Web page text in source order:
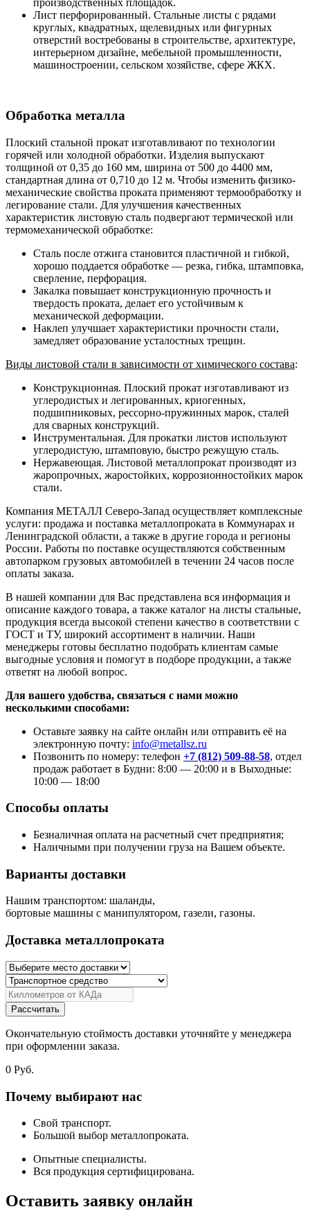
производственных площадок.
Лист перфорированный. Стальные листы с рядами
круглых, квадратных, щелевидных или фигурных
отверстий востребованы в строительстве, архитектуре,
интерьерном дизайне, мебельной промышленности,
машиностроении, сельском хозяйстве, сфере ЖКХ.
Обработка металла
Плоский стальной прокат изготавливают по технологии
горячей или холодной обработки. Изделия выпускают
толщиной от 0,35 до 160 мм, ширина от 500 до 4400 мм,
стандартная длина от 0,710 до 12 м. Чтобы изменить физико-
механические свойства проката применяют термообработку и
легирование стали. Для улучшения качественных
характеристик листовую сталь подвергают термической или
термомеханической обработке:
Сталь после отжига становится пластичной и гибкой,
хорошо поддается обработке — резка, гибка, штамповка,
сверление, перфорация.
Закалка повышает конструкционную прочность и
твердость проката, делает его устойчивым к
механической деформации.
Наклеп улучшает характеристики прочности стали,
замедляет образование усталостных трещин.
Виды листовой стали в зависимости от химического состава:
Конструкционная. Плоский прокат изготавливают из
углеродистых и легированных, криогенных,
подшипниковых, рессорно-пружинных марок, сталей
для сварных конструкций.
Инструментальная. Для прокатки листов используют
углеродистую, штамповую, быстро режущую сталь.
Нержавеющая. Листовой металлопрокат производят из
жаропрочных, жаростойких, коррозионностойких марок
стали.
Компания МЕТАЛЛ Северо-Запад осуществляет комплексные
услуги: продажа и поставка металлопроката в Коммунарах и
Ленинградской области, а также в другие города и регионы
России. Работы по поставке осуществляются собственным
автопарком грузовых автомобилей в течении 24 часов после
оплаты заказа.
В нашей компании для Вас представлена вся информация и
описание каждого товара, а также каталог на листы стальные,
продукция всегда высокой степени качество в соответствии с
ГОСТ и ТУ, широкий ассортимент в наличии. Наши
менеджеры готовы бесплатно подобрать клиентам самые
выгодные условия и помогут в подборе продукции, а также
ответят на любой вопрос.
Для вашего удобства, связаться с нами можно
несколькими способами:
Оставьте заявку на сайте онлайн или отправить её на
электронную почту: info@metallsz.ru
Позвонить по номеру: телефон +7 (812) 509-88-58, отдел
продаж работает в Будни: 8:00 — 20:00 и в Выходные:
10:00 — 18:00
Способы оплаты
Безналичная оплата на расчетный счет предприятия;
Наличными при получении груза на Вашем объекте.
Варианты доставки
Нашим транспортом: шаланды,
бортовые машины с манипулятором, газели, газоны.
Доставка металлопроката
Рассчитать
Окончательную стоймость доставки уточняйте у менеджера
при оформлении заказа.
0 Руб.
Почему выбирают нас
Свой транспорт.
Большой выбор металлопроката.
Опытные специалисты.
Вся продукция сертифицирована.
Оставить заявку онлайн